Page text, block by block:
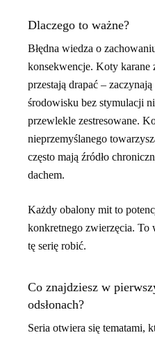
Dlaczego to ważne?
Błędna wiedza o
konsekwencje. Koty karane
przestają drapać –
środowisku bez stymulacji
przewlekle zestresowane.
nieprzemyślanego
często mają źródło
dachem.
Każdy obalony mit to
konkretnego zwierzęcia. To
tę serię robić.
Co znajdziesz w
odsłonach?
Seria otwiera się tematami,